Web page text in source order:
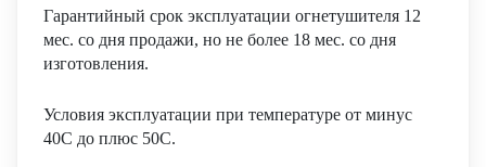
Гарантийный срок эксплуатации огнетушителя 12
мес. со дня продажи, но не более 18 мес. со дня
изготовления.
Условия эксплуатации при температуре от минус
40С до плюс 50С.